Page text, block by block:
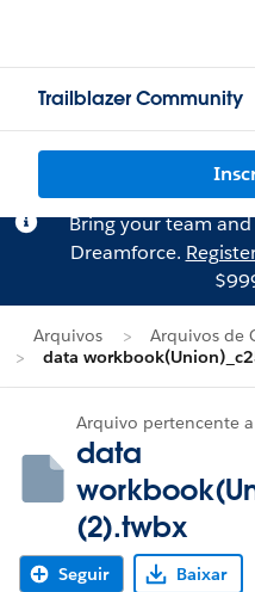
Trailblazer Community
Bring your team
Dreamforce.
Arquivos
Arquivos de
data
Arquivo pertencente a
data
(2).twbx
Seguir Baixar